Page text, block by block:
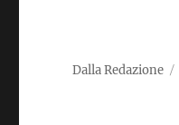
Dalla Redazione